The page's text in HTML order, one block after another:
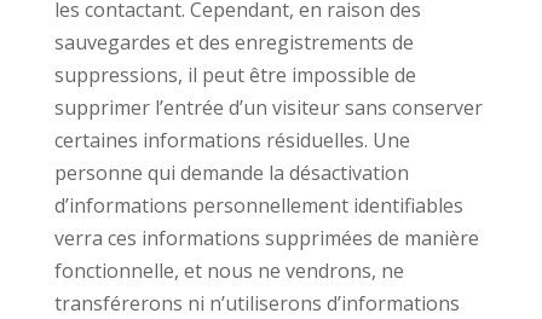
les contactant. Cependant, en raison des
sauvegardes et des enregistrements de
suppressions, il peut être impossible de
supprimer l’entrée d’un visiteur sans conserver
certaines informations résiduelles. Une
personne qui demande la désactivation
d’informations personnellement identifiables
verra ces informations supprimées de manière
fonctionnelle, et nous ne vendrons, ne
transférerons ni n’utiliserons d’informations